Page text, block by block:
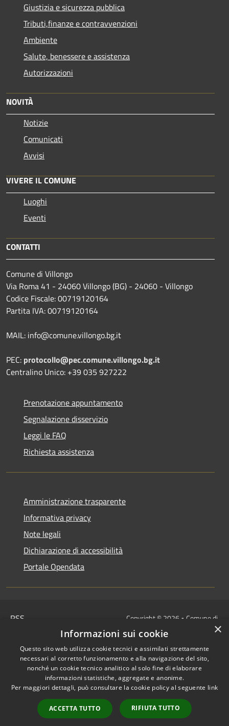
Giustizia e sicurezza pubblica
Tributi,finanze e contravvenzioni
Ambiente
Salute, benessere e assistenza
Autorizzazioni
NOVITÀ
Notizie
Comunicati
Avvisi
VIVERE IL COMUNE
Luoghi
Eventi
CONTATTI
Comune di Villongo
Via Roma 41 - 24060 Villongo (BG) - 24060 - Villongo
Codice Fiscale: 00719120164
Partita IVA: 00719120164
MAIL: info@comune.villongo.bg.it
PEC: protocollo@pec.comune.villongo.bg.it
Centralino Unico: +39 035 927222
Prenotazione appuntamento
Segnalazione disservizio
Leggi le FAQ
Richiesta assistenza
Amministrazione trasparente
Informativa privacy
Note legali
Dichiarazione di accessibilità
Portale Opendata
RSS
Cookie
Mappa del sito
IBAN COMUNALI: per i cittadini
IT48Z0851453760000000120312
IT32I0100004306TU0000005820
Copyright © 2026 • Comune di
Villongo • Powered by
redazione
×
Informazioni sui cookie
Questo sito web utilizza cookie tecnici e assimilati strettamente
necessari al corretto funzionamento e alla navigazione del sito,
nonché un cookie tecnico analitico al solo fine di elaborare
informazioni statistiche, aggregate e anonime.
Per maggiori dettagli, può consultare la cookie policy al seguente link
ACCETTA TUTTO RIFIUTA TUTTO